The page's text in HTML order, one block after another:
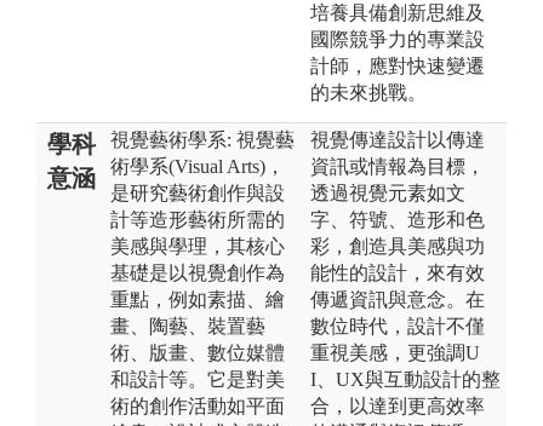
培養具備創新思維及
國際競爭力的專業設
計師，應對快速變遷
的未來挑戰。
學科
意涵
視覺藝術學系: 視覺藝
術學系(Visual Arts)，
是研究藝術創作與設
計等造形藝術所需的
美感與學理，其核心
基礎是以視覺創作為
重點，例如素描、繪
畫、陶藝、裝置藝
術、版畫、數位媒體
和設計等。它是對美
術的創作活動如平面
視覺傳達設計以傳達
資訊或情報為目標，
透過視覺元素如文
字、符號、造形和色
彩，創造具美感與功
能性的設計，來有效
傳遞資訊與意念。在
數位時代，設計不僅
重視美感，更強調U
I、UX與互動設計的整
合，以達到更高效率